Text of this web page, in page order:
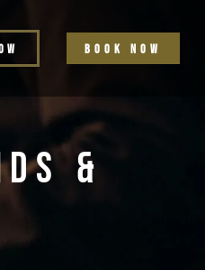
w book n o w
&